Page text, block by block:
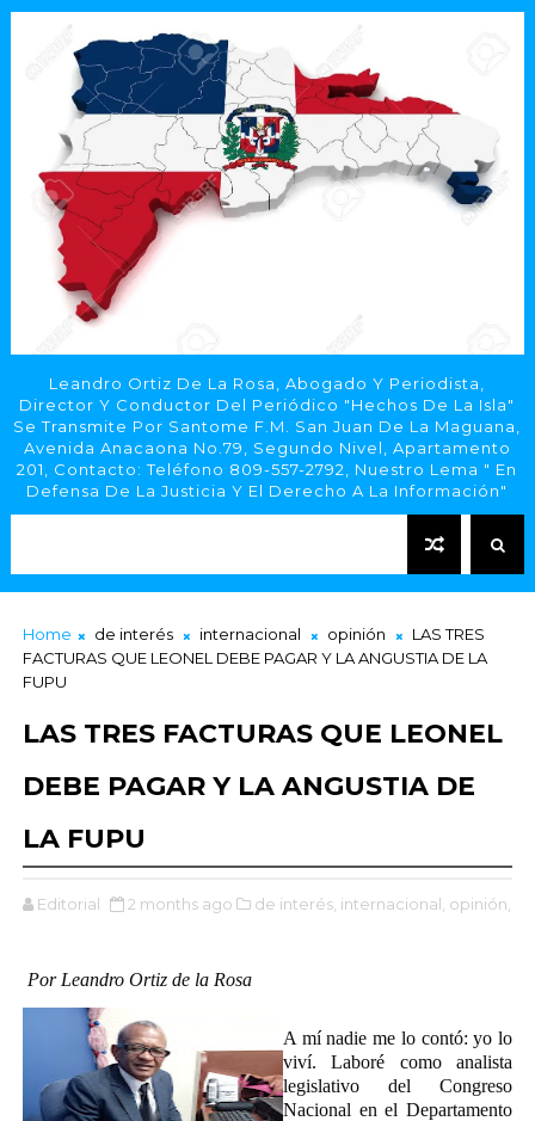
Leandro Ortiz De La Rosa, Abogado Y Periodista,
Director Y Conductor Del Periódico "Hechos De La Isla"
Se Transmite Por Santome F.M. San Juan De La Maguana,
Avenida Anacaona No.79, Segundo Nivel, Apartamento
201, Contacto: Teléfono 809-557-2792, Nuestro Lema " En
Defensa De La Justicia Y El Derecho A La Información"
Home de interés internacional opinión
LAS TRES
FACTURAS QUE LEONEL DEBE PAGAR Y LA ANGUSTIA DE LA
FUPU
LAS TRES FACTURAS QUE LEONEL
DEBE PAGAR Y LA ANGUSTIA DE
LA FUPU
Editorial 2 months ago de interés, internacional, opinión,
Por Leandro Ortiz de la Rosa
A mí nadie me lo contó: yo lo
viví. Laboré como analista
legislativo del Congreso
Nacional en el Departamento